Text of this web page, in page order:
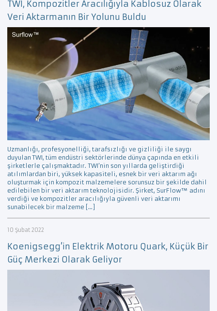
TWI, Kompozitler Aracılığıyla Kablosuz Olarak
Veri Aktarmanın Bir Yolunu Buldu
Uzmanlığı, profesyonelliği, tarafsızlığı ve gizliliği ile saygı
duyulan TWI, tüm endüstri sektörlerinde dünya çapında en etkili
şirketlerle çalışmaktadır. TWI’nin son yıllarda geliştirdiği
atılımlardan biri, yüksek kapasiteli, esnek bir veri aktarım ağı
oluşturmak için kompozit malzemelere sorunsuz bir şekilde dahil
edilebilen bir veri aktarım teknolojisidir. Şirket, SurFlow™ adını
verdiği ve kompozitler aracılığıyla güvenli veri aktarımı
sunabilecek bir malzeme […]
10 Şubat 2022
Koenigsegg’in Elektrik Motoru Quark, Küçük Bir
Güç Merkezi Olarak Geliyor